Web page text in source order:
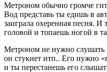
Метроном обычно громче
Вод представь ты едишь в
заиграла оxеренная песня.
головой и топаешь ногой в
Метроном не нужно слушать
он стукнет итп.. Его нужно
и ты перестанешь его